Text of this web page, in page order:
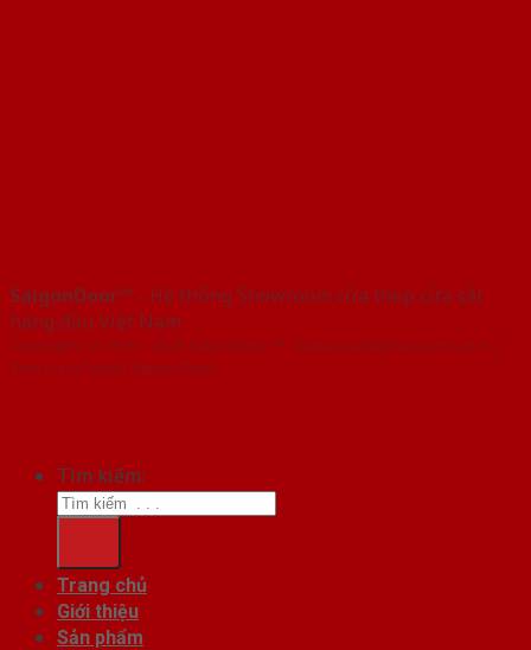
SaigonDoor™ - Hệ thống Showroom cửa thép cửa sắt
hàng đầu Việt Nam
Copyright ⓒ 2016 – 2026 SaigonDoor™ - www.cuathephanquoc.com |
Đơn vị chủ quản SaigonDoor
Tìm kiếm:
Trang chủ
Giới thiệu
Sản phẩm